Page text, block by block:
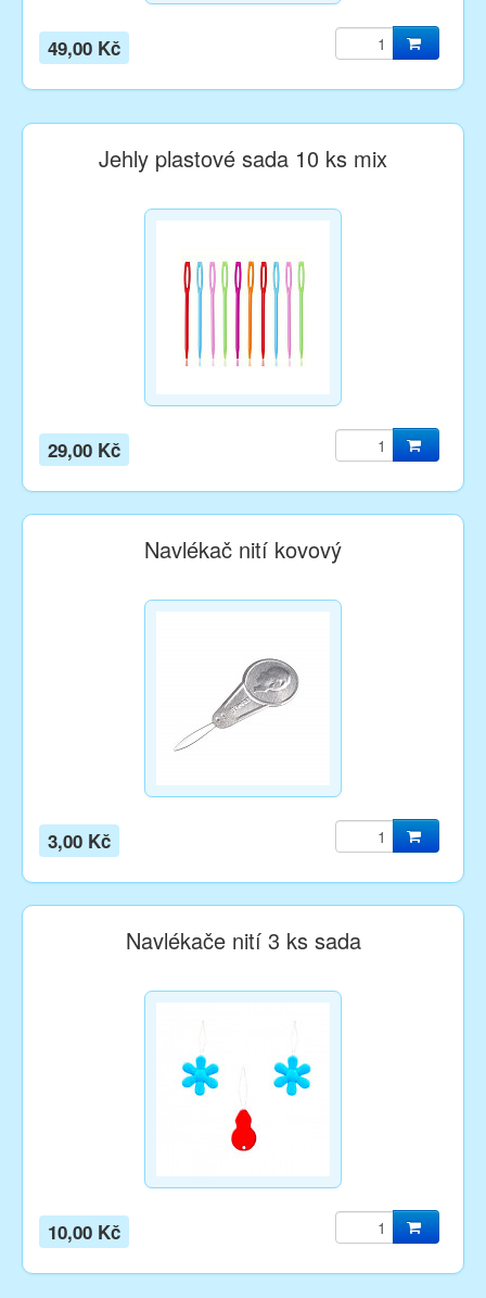
49,00 Kč
Jehly plastové sada 10 ks mix
29,00 Kč
Navlékač nití kovový
3,00 Kč
Navlékače nití 3 ks sada
10,00 Kč